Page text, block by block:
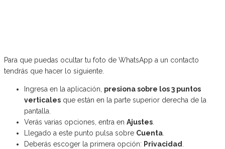
Para que puedas ocultar tu foto de WhatsApp a un contacto
tendrás que hacer lo siguiente.
Ingresa en la aplicación, presiona sobre los 3 puntos
verticales que están en la parte superior derecha de la
pantalla.
Verás varias opciones, entra en Ajustes
Llegado a este punto pulsa sobre Cuenta
Deberás escoger la primera opción: Privacidad